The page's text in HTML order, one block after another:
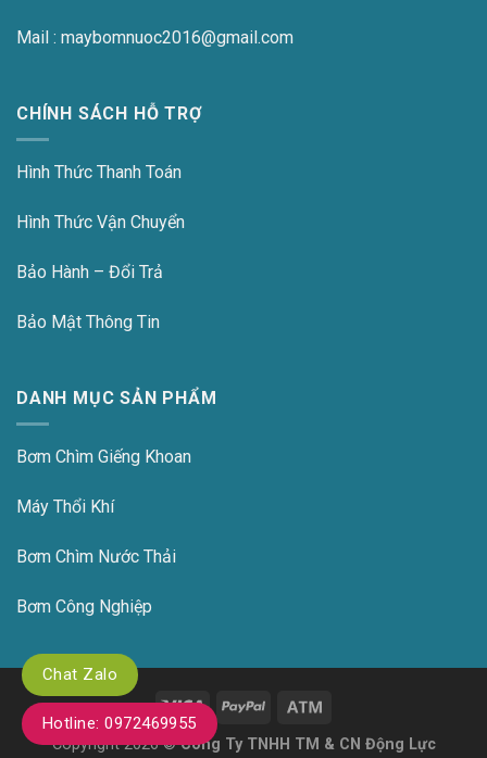
Chat Zalo
Hotline: 0972469955
Mail : maybomnuoc2016@gmail.com
CHÍNH SÁCH HỖ TRỢ
Hình Thức Thanh Toán
Hình Thức Vận Chuyển
Bảo Hành – Đổi Trả
Bảo Mật Thông Tin
DANH MỤC SẢN PHẨM
Bơm Chìm Giếng Khoan
Máy Thổi Khí
Bơm Chìm Nước Thải
Bơm Công Nghiệp
Copyright 2026 ©Công Ty TNHH TM & CN Động Lực